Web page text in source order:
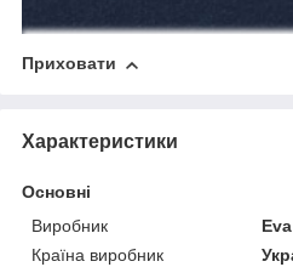
Приховати
Характеристики
Основні
Виробник
Eva
Країна виробник